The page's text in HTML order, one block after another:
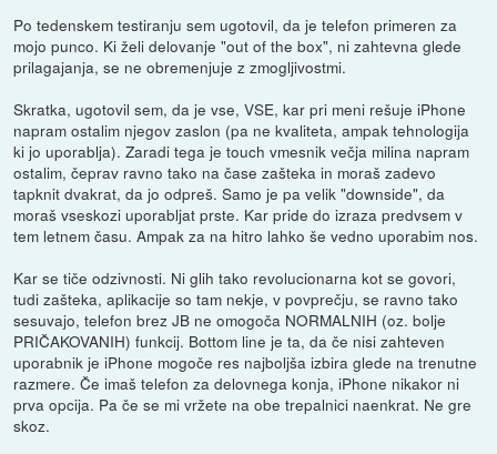
Po tedenskem testiranju sem ugotovil, da je telefon primeren za
mojo punco. Ki želi delovanje "out of the box", ni zahtevna glede
prilagajanja, se ne obremenjuje z zmogljivostmi.
Skratka, ugotovil sem, da je vse, VSE, kar pri meni rešuje iPhone
napram ostalim njegov zaslon (pa ne kvaliteta, ampak tehnologija
ki jo uporablja). Zaradi tega je touch vmesnik večja milina napram
ostalim, čeprav ravno tako na čase zašteka in moraš zadevo
tapknit dvakrat, da jo odpreš. Samo je pa velik "downside", da
moraš vseskozi uporabljat prste. Kar pride do izraza predvsem v
tem letnem času. Ampak za na hitro lahko še vedno uporabim nos.
Kar se tiče odzivnosti. Ni glih tako revolucionarna kot se govori,
tudi zašteka, aplikacije so tam nekje, v povprečju, se ravno tako
sesuvajo, telefon brez JB ne omogoča NORMALNIH (oz. bolje
PRIČAKOVANIH) funkcij. Bottom line je ta, da če nisi zahteven
uporabnik je iPhone mogoče res najboljša izbira glede na trenutne
razmere. Če imaš telefon za delovnega konja, iPhone nikakor ni
prva opcija. Pa če se mi vržete na obe trepalnici naenkrat. Ne gre
skoz.